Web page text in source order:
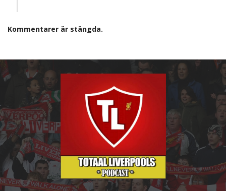
Kommentarer är stängda.